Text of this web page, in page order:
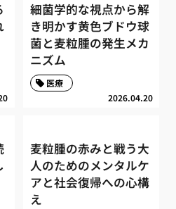
細菌学的な視点から解
き明かす黄色ブドウ球
菌と麦粒腫の発生メカ
ニズム
2026.04.20
医療
麦粒腫の赤みと戦う大
人のためのメンタルケ
アと社会復帰への心構
え